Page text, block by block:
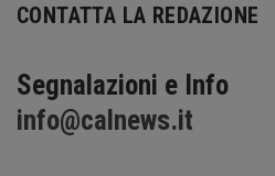
CONTATTA LA REDAZIONE
Segnalazioni e Info
info@calnews.it